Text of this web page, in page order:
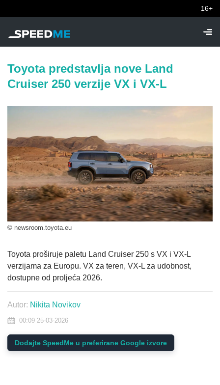
16+
Toyota predstavlja nove Land
Cruiser 250 verzije VX i VX-L
© newsroom.toyota.eu
Toyota proširuje paletu Land Cruiser 250 s VX i VX-L
verzijama za Europu. VX za teren, VX-L za udobnost,
dostupne od proljeća 2026.
Autor: Nikita Novikov
00:09 25-03-2026
Dodajte SpeedMe u preferirane Google izvore